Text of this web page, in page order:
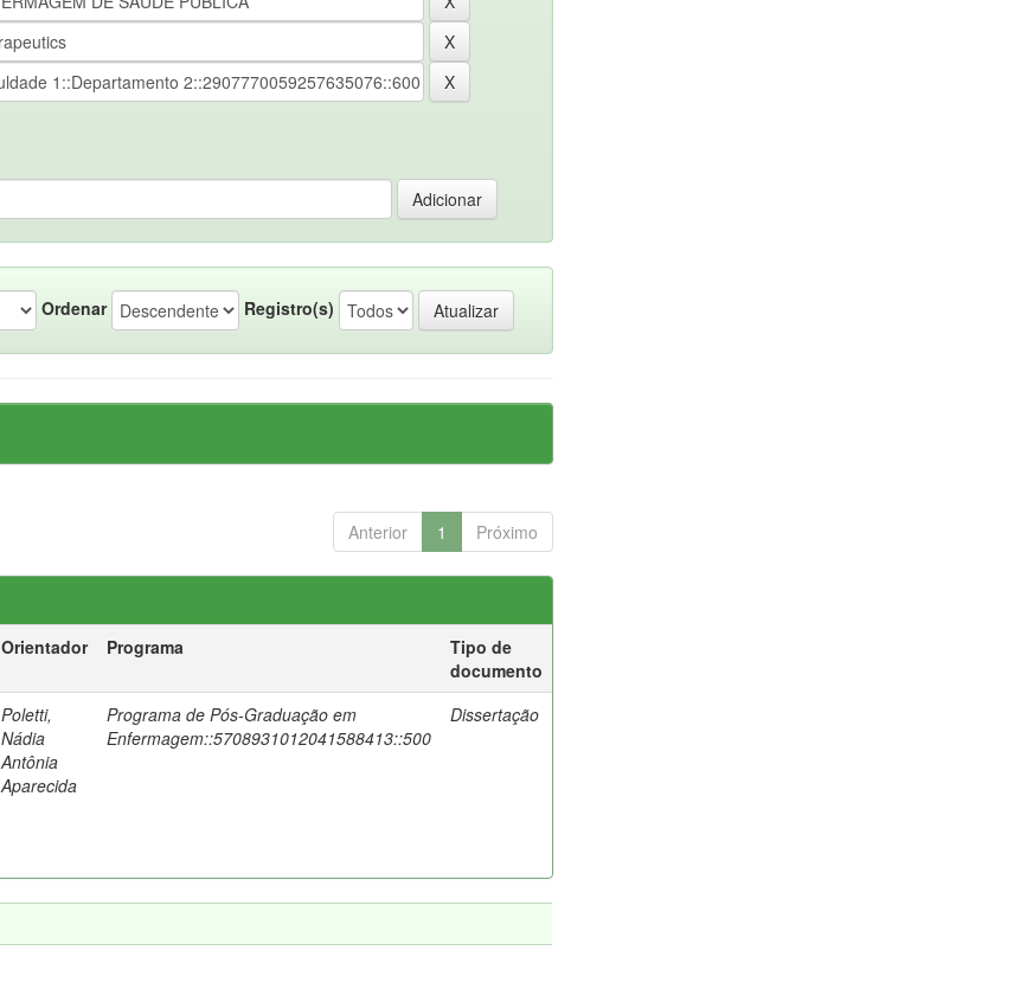
Ordenar Registro(s)
Anterior 1 Próximo
Orientador Programa
Tipo de
documento
Poletti,
Nádia
Antônia
Aparecida
Programa de Pós-Graduação em
Enfermagem::5708931012041588413::500
Dissertação